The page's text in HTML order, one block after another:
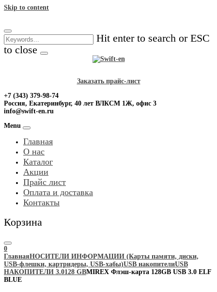
Skip to content
Hit enter to search or ESC
to close
Заказать прайс-лист
+7 (343) 379-98-74
Россия, Екатеринбург, 40 лет ВЛКСМ 1Ж, офис 3
info@swift-en.ru
Menu
Главная
О нас
Каталог
Акции
Прайс лист
Оплата и доставка
Контакты
Корзина
0
ГлавнаяНОСИТЕЛИ ИНФОРМАЦИИ (Карты памяти, диски,
USB-флешки, картридеры, USB-хабы)USB накопителиUSB
НАКОПИТЕЛИ 3.0128 GBMIREX Флэш-карта 128GB USB 3.0 ELF
BLUE